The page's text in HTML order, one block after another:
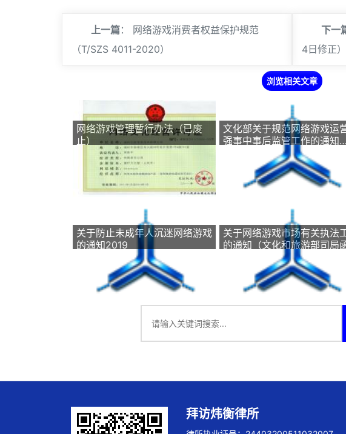
上一篇： 网络游戏消费者权益保护规范
（T/SZS 4011-2020）
下一
4日修正）
浏览相关文章
网络游戏管理暂行办法（已废
止）
文化部关于规范网络游戏运
强事中事后监管工作的通知
关于防止未成年人沉迷网络游戏
的通知2019
关于网络游戏市场有关执法
的通知（文化和旅游部司局
拜访炜衡律所